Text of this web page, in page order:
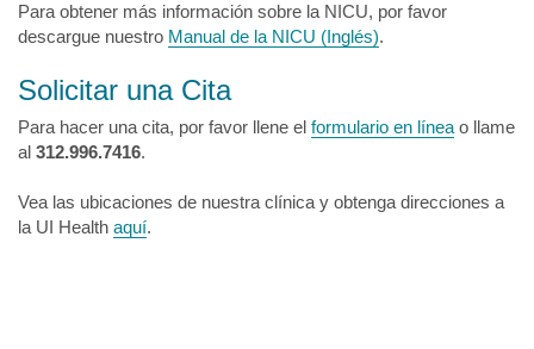
Para obtener más información sobre la NICU, por favor
descargue nuestro Manual de la NICU (Inglés).
Solicitar una Cita
Para hacer una cita, por favor llene el formulario en línea o llame
al 312.996.7416.
Vea las ubicaciones de nuestra clínica y obtenga direcciones a
la UI Health aquí.